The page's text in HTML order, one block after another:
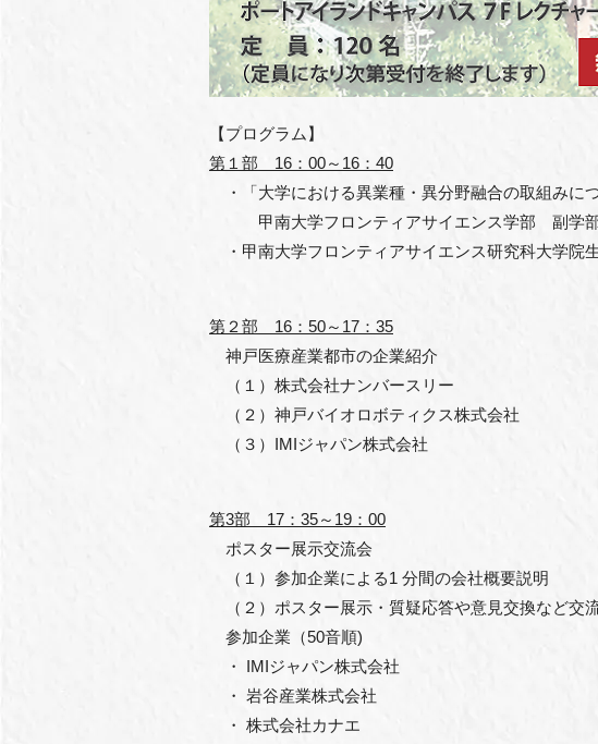
【プログラム】
第１部 16：00～16：40
・「大学における異業種・異分野融合の取組みにつ
甲南大学フロンティアサイエンス学部 副学
・甲南大学フロンティアサイエンス研究科大学院
第２部 16：50～17：35
神戸医療産業都市の企業紹介
（１）株式会社ナンバースリー
（２）神戸バイオロボティクス株式会社
（３）IMIジャパン株式会社
第3部 17：35～19：00
ポスター展示交流会
（１）参加企業による1 分間の会社概要説明
（２）ポスター展示・質疑応答や意見交換など交
参加企業（50音順)
・ IMIジャパン株式会社
・ 岩谷産業株式会社
・ 株式会社カナエ